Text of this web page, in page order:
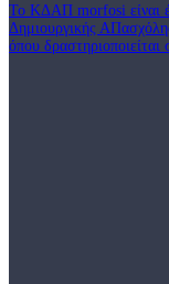
Το ΚΔΑΠ morfosi είναι
Δημιουργικής
όπου δραστηριοποιείται